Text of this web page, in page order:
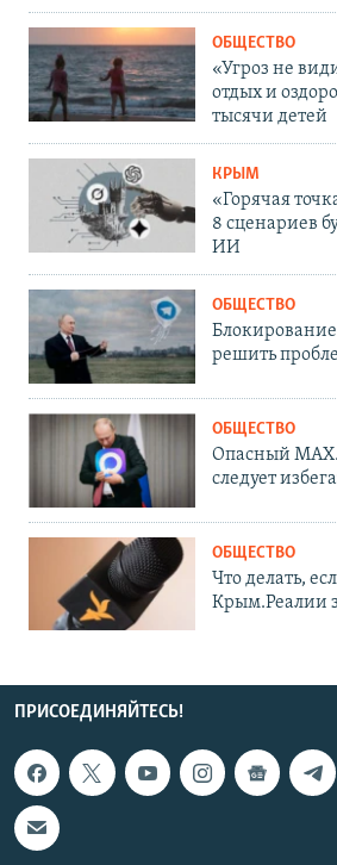
ОБЩЕСТВО
«Угроз не
отдых и
тысячи детей
КРЫМ
«Горячая
8 сценариев
ИИ
ОБЩЕСТВО
решить
ОБЩЕСТВО
Опасный
следует
ОБЩЕСТВО
Что делать,
Крым.Реалии
ПРИСОЕДИНЯЙТЕСЬ!